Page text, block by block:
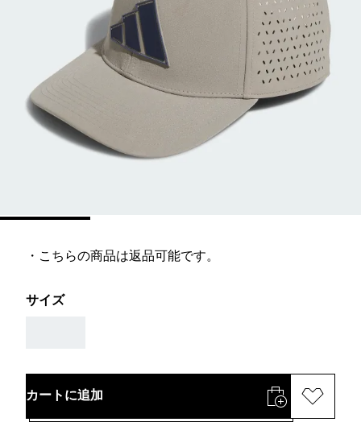
・こちらの商品は返品可能です。
サイズ
カートに追加